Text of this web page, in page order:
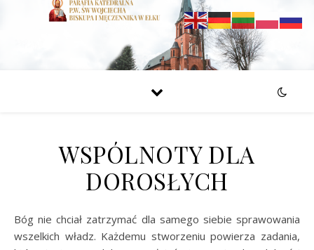
WSPÓLNOTY DLA
DOROSŁYCH
Bóg nie chciał zatrzymać dla samego siebie sprawowania
wszelkich władz. Każdemu stworzeniu powierza zadania,